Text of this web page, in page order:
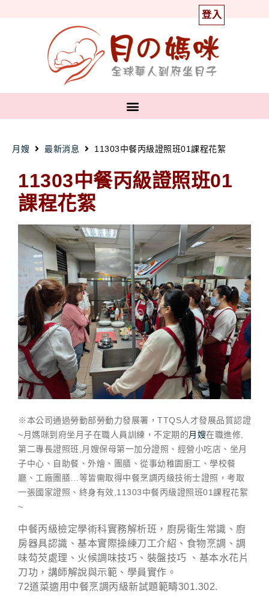
登入
月嫂 最新消息 11303中餐丙級證照班01課程花絮
11303中餐丙級證照班01
課程花絮
※本公司通過勞動部勞動力發展署，TTQS人才發展品質認證
~月媽咪到府坐月子在職人員訓練，不定期的月嫂在職進修,
第二專長證照班,月嫂保母第一加分證照、經營小吃店、坐月
子中心、自助餐、外燴、團膳、從事幼稚園廚工、學校餐
廳、工廠團膳…等皆需取得中餐烹調丙級技術士證照，考取
一張國家證照、終身有效,11303中餐丙級證照班01課程花絮
~
中餐丙級檢定學術科實務解析班，廚房衛生常識、廚
房器具認識、基本實際操練刀工介紹、食物烹調、調
味芶芡處理、火候調味技巧、裝盤技巧 、基本水花片
刀功，講師解說與示範、學員實作。
72道菜適用中餐烹調丙級新試題範疇301.302.